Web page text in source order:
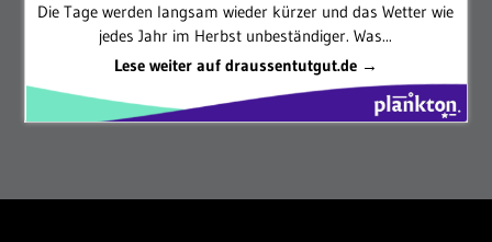
Die Tage werden langsam wieder kürzer und das Wetter wie
jedes Jahr im Herbst unbeständiger. Was...
Lese weiter auf draussentutgut.de →